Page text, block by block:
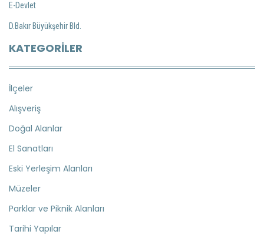
E-Devlet
D.Bakır Büyükşehir Bld.
KATEGORILER
İlçeler
Alışveriş
Doğal Alanlar
El Sanatları
Eski Yerleşim Alanları
Müzeler
Parklar ve Piknik Alanları
Tarihi Yapılar